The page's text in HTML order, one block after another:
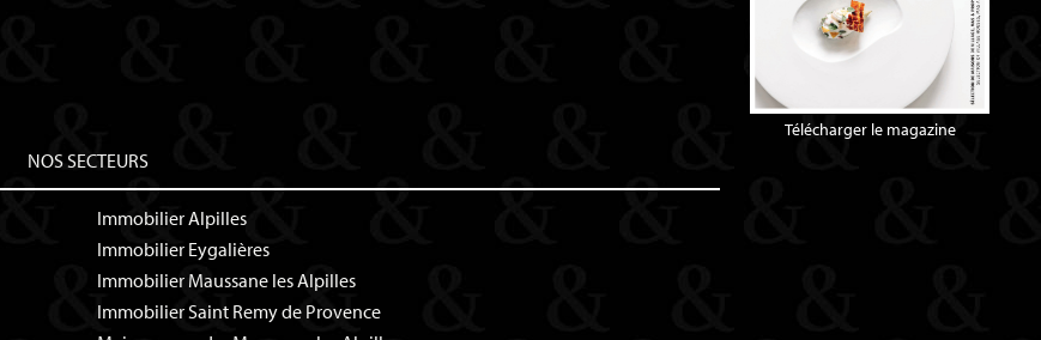
Télécharger le magazine
NOS SECTEURS
Immobilier Alpilles
Immobilier Eygalières
Immobilier Maussane les Alpilles
Immobilier Saint Remy de Provence